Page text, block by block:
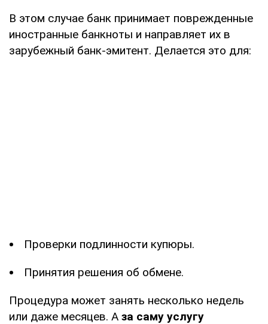
В этом случае банк принимает поврежденные
иностранные банкноты и направляет их в
зарубежный банк-эмитент. Делается это для:
Проверки подлинности купюры.
Принятия решения об обмене.
Процедура может занять несколько недель
или даже месяцев. А за саму услугу